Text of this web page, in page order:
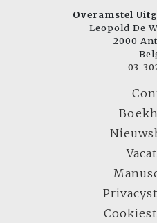
Overamstel
Leopold De
2000
03-